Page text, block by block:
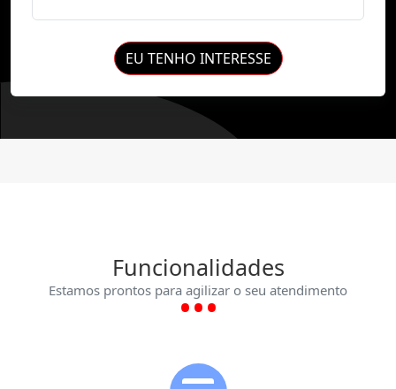
EU TENHO INTERESSE
Funcionalidades
Estamos prontos para agilizar o seu atendimento